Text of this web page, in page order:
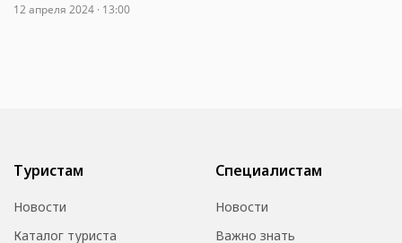
12 апреля 2024 · 13:00
Туристам
Новости
Каталог туриста
Специалистам
Новости
Важно знать